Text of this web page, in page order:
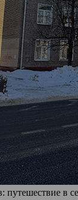
путешествие в